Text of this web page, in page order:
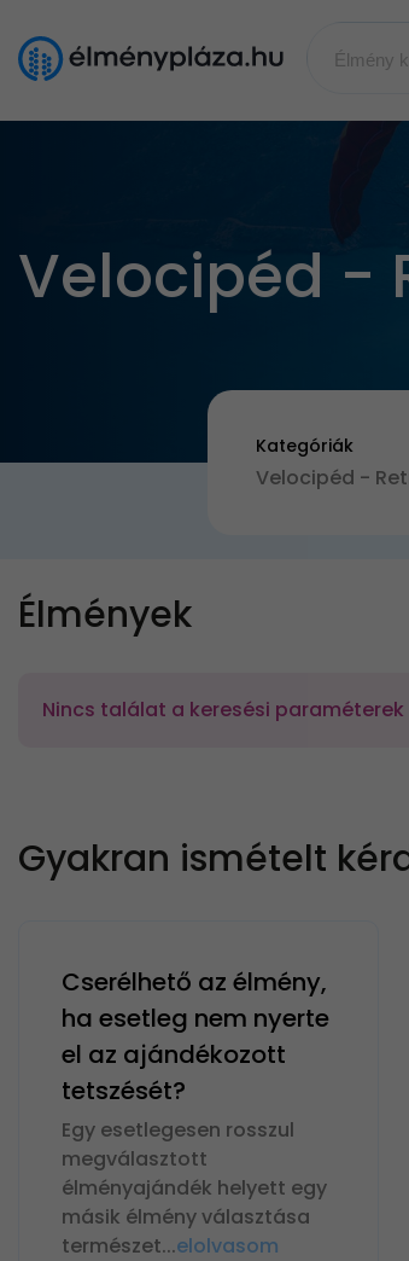
Velocipéd -
Kategóriák
Velocipéd -
Élmények
Nincs találat a keresési paraméterek
Gyakran ismételt
Cserélhető az élmény,
ha esetleg nem nyerte
el az ajándékozott
tetszését?
Egy esetlegesen rosszul
megválasztott
élményajándék helyett egy
másik élmény választása
természet...elolvasom